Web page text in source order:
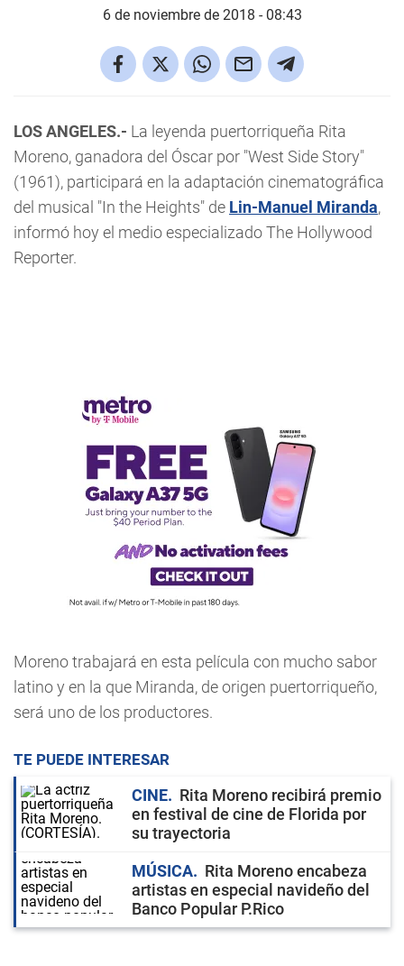
6 de noviembre de 2018 - 08:43
LOS ANGELES.- La leyenda puertorriqueña Rita
Moreno, ganadora del Óscar por "West Side Story"
(1961), participará en la adaptación cinematográfica
del musical "In the Heights" de Lin-Manuel Miranda,
informó hoy el medio especializado The Hollywood
Reporter.
Moreno trabajará en esta película con mucho sabor
latino y en la que Miranda, de origen puertorriqueño,
será uno de los productores.
TE PUEDE INTERESAR
CINE
Rita Moreno recibirá premio
en festival de cine de Florida por
su trayectoria
MÚSICA
Rita Moreno encabeza
artistas en especial navideño del
Banco Popular P.Rico